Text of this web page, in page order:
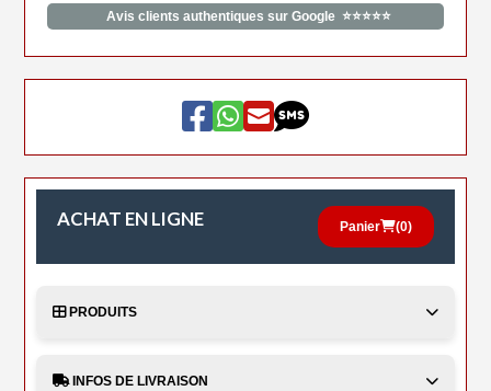
Avis clients authentiques sur Google ⭐⭐⭐⭐⭐
ACHAT EN LIGNE Panier (0)
PRODUITS
INFOS DE LIVRAISON